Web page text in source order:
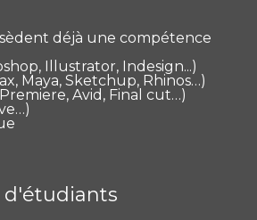
déjà une compétence
Illustrator, Indesign...)
Maya, Sketchup, Rhinos…)
Avid, Final cut…)
d'étudiants